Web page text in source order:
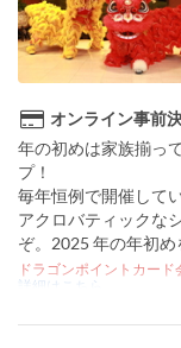
オンライン事前
年の初めは家族揃っ
プ！
毎年恒例で開催して
アクロバティックな
ぞ。2025 年の年初め
ドラゴンポイントカード
詳細はこちら